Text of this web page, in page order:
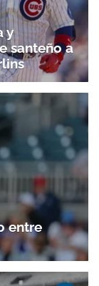
y
santeño a
entre